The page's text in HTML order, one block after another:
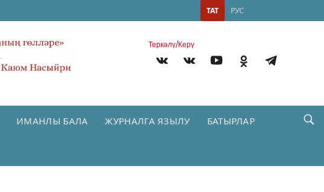
РУС
ТАТ
Теркəлү/Керү
ИМАНЛЫ БАЛА ЖУРНАЛГА ЯЗЫЛУ БАТЫРЛАР